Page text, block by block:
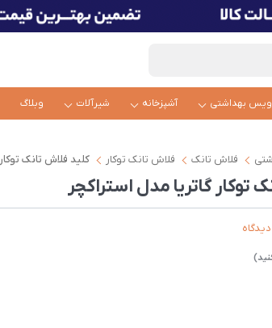
بهداشتی آشپزخانه شیرآلات وبلاگ
فلاش تانک فلاش تانک توکار کلید فلاش تانک توکار
توکار گاتریا مدل استراکچر